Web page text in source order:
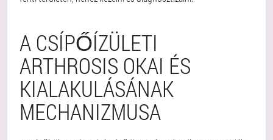
A CSÍPŐÍZÜLETI
ARTHROSIS OKAI ÉS
KIALAKULÁSÁNAK
MECHANIZMUSA